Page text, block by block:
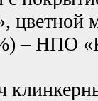
цветной
– НПО